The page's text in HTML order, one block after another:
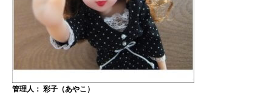
管理人： 彩子（あやこ）